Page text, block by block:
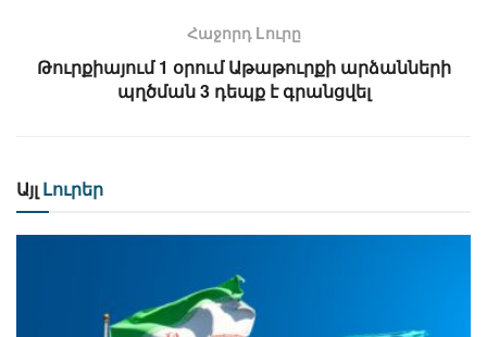
Հաջորդ Lուրը
Թուրքիայում 1 օրում Աթաթուրքի արձանների
պղծման 3 դեպք է գրանցվել
Այլ Լուրեր